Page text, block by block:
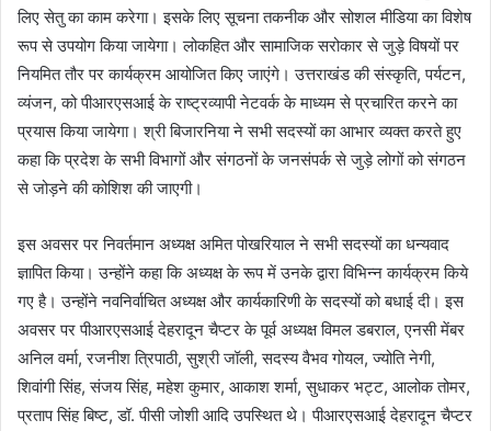
लिए सेतु का काम करेगा। इसके लिए सूचना तकनीक और सोशल मीडिया का विशेष
रूप से उपयोग किया जायेगा। लोकहित और सामाजिक सरोकार से जुड़े विषयों पर
नियमित तौर पर कार्यक्रम आयोजित किए जाएंगे। उत्तराखंड की संस्कृति, पर्यटन,
व्यंजन, को पीआरएसआई के राष्ट्रव्यापी नेटवर्क के माध्यम से प्रचारित करने का
प्रयास किया जायेगा। श्री बिजारनिया ने सभी सदस्यों का आभार व्यक्त करते हुए
कहा कि प्रदेश के सभी विभागों और संगठनों के जनसंपर्क से जुड़े लोगों को संगठन
से जोड़ने की कोशिश की जाएगी।
इस अवसर पर निवर्तमान अध्यक्ष अमित पोखरियाल ने सभी सदस्यों का धन्यवाद
ज्ञापित किया। उन्होंने कहा कि अध्यक्ष के रूप में उनके द्वारा विभिन्न कार्यक्रम किये
गए है। उन्होंने नवनिर्वाचित अध्यक्ष और कार्यकारिणी के सदस्यों को बधाई दी। इस
अवसर पर पीआरएसआई देहरादून चैप्टर के पूर्व अध्यक्ष विमल डबराल, एनसी मेंबर
अनिल वर्मा, रजनीश त्रिपाठी, सुश्री जॉली, सदस्य वैभव गोयल, ज्योति नेगी,
शिवांगी सिंह, संजय सिंह, महेश कुमार, आकाश शर्मा, सुधाकर भट्ट, आलोक तोमर,
प्रताप सिंह बिष्ट, डॉ. पीसी जोशी आदि उपस्थित थे। पीआरएसआई देहरादून चैप्टर